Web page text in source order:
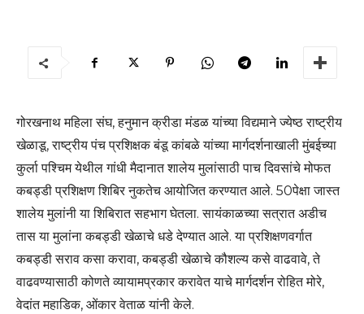
गोरखनाथ महिला संघ, हनुमान क्रीडा मंडळ यांच्या विद्यमाने ज्ये‌ष्ठ राष्ट्रीय
खेळाडू, राष्ट्रीय पंच प्रशिक्षक बंडू कांबळे यांच्या मार्गदर्शनाखाली मुंबईच्या
कुर्ला पश्चिम येथील गांधी मैदानात शालेय मुलांसाठी पाच दिवसांचे मोफत
कबड्डी प्रशिक्षण शिबिर नुकतेच आयोजित करण्यात आले. 50पेक्षा जास्त
शालेय मुलांनी या शिबिरात सहभाग घेतला. सायंकाळच्या सत्रात अडीच
तास या मुलांना कबड्डी खेळाचे धडे देण्यात आले. या प्रशिक्षणवर्गात
कबड्डी सराव कसा करावा, कबड्डी खेळाचे कौशल्य कसे वाढवावे, ते
वाढवण्यासाठी कोणते व्यायामप्रकार करावेत याचे मार्गदर्शन रोहित मोरे,
वेदांत महाडिक, ओंकार वेताळ यांनी केले.